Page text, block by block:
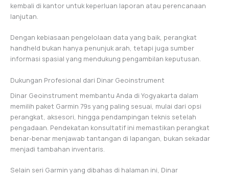
kembali di kantor untuk keperluan laporan atau perencanaan
lanjutan.
Dengan kebiasaan pengelolaan data yang baik, perangkat
handheld bukan hanya penunjuk arah, tetapi juga sumber
informasi spasial yang mendukung pengambilan keputusan.
Dukungan Profesional dari Dinar Geoinstrument
Dinar Geoinstrument membantu Anda di Yogyakarta dalam
memilih paket Garmin 79s yang paling sesuai, mulai dari opsi
perangkat, aksesori, hingga pendampingan teknis setelah
pengadaan. Pendekatan konsultatif ini memastikan perangkat
benar-benar menjawab tantangan di lapangan, bukan sekadar
menjadi tambahan inventaris.
Selain seri Garmin yang dibahas di halaman ini, Dinar